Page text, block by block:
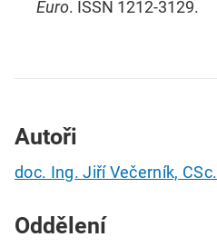
Euro. ISSN 1212-3129.
Autoři
doc. Ing. Jiří Večerník, CSc.
Oddělení